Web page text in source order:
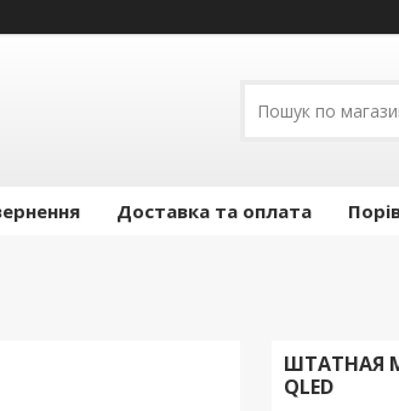
Доставка та оплата
ШТАТНАЯ
QLED